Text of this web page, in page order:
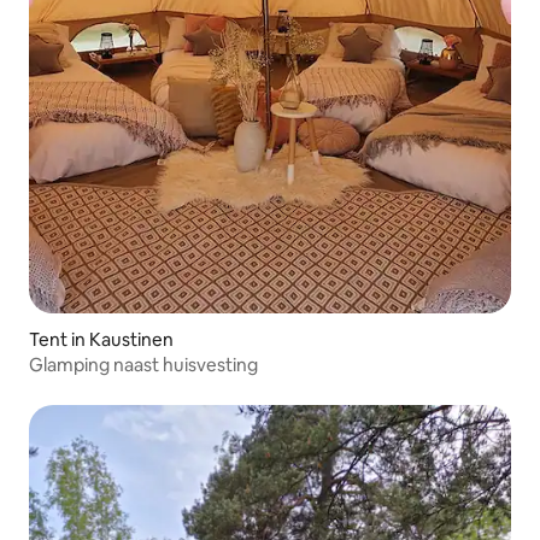
Tent in Kaustinen
Glamping naast huisvesting